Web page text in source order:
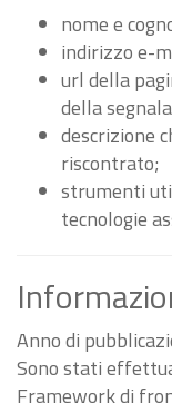
nome e
indirizzo e-
url della
della
descrizione
riscontrato;
strumenti
tecnologie
Anno di
Sono stati
Framework di